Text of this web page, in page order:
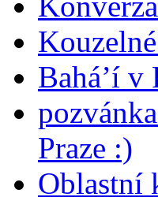
Bahá’í v
Praze :)
Oblastní